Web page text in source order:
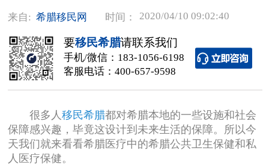
来自: 希腊移民网 时间： 2020/04/10 09:02:40
要移民希腊请联系我们
手机/微信： 183-1056-6198
客服电话： 400-657-9598
很多人移民希腊都对希腊本地的一些设施和社会
保障感兴趣，毕竟这设计到未来生活的保障。所以今
天我们就来看看希腊医疗中的希腊公共卫生保健和私
人医疗保健。